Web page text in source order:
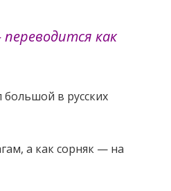
как
большой в русских
а как сорняк — на